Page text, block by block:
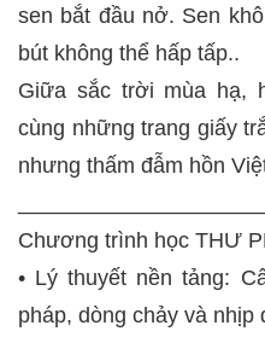
sen bắt đầu nở. Sen
bút không thể hấp tấp..
Giữa sắc trời mùa hạ,
cùng những trang giấy
nhưng thấm đẫm hồn
Chương trình học THƯ
• Lý thuyết nền tảng:
pháp, dòng chảy và nhịp